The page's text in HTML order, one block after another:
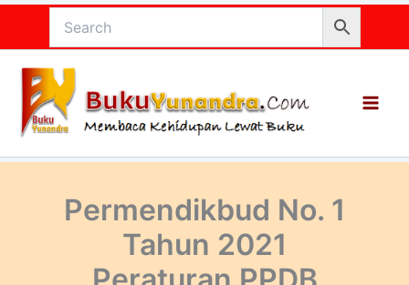
konten
Permendikbud No. 1
Tahun 2021